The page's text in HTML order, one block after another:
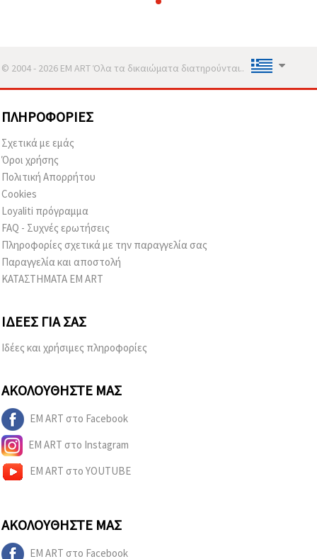
© 2004 - 2026 EM ART Όλα τα δικαιώματα διατηρούνται..
ΠΛΗΡΟΦΟΡΊΕΣ
Σχετικά με εμάς
Όροι χρήσης
Πολιτική Απορρήτου
Cookies
Loyaliti πρόγραμμα
FAQ - Συχνές ερωτήσεις
Πληροφορίες σχετικά με την παραγγελία σας
Παραγγελία και αποστολή
ΚΑΤΑΣΤΗΜΑΤΑ EM ART
ΙΔΈΕΣ ΓΙΑ ΣΑΣ
Ιδέες και χρήσιμες πληροφορίες
ΑΚΟΛΟΥΘΉΣΤΕ ΜΑΣ
EM ART στο Facebook
EM ART στο Instagram
EM ART στο YOUTUBE
ΑΚΟΛΟΥΘΉΣΤΕ ΜΑΣ
EM ART στο Facebook